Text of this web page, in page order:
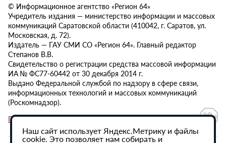
© Информационное агентство «Регион 64»
Учредитель издания — министерство информации и массовых
коммуникаций Саратовской области (410042, г. Саратов, ул.
Московская, д. 72).
Издатель — ГАУ СМИ СО «Регион 64». Главный редактор
Степанов В.В.
Свидетельство о регистрации средства массовой информации
ИА № ФС77-60442 от 30 декабря 2014 г.
Выдано Федеральной службой по надзору в сфере связи,
информационных технологий и массовых коммуникаций
(Роскомнадзор).
Политика в отношении обработки персональных данных
Наш сайт использует Яндекс.Метрику и файлы
cookie. Это позволяет нам собирать и